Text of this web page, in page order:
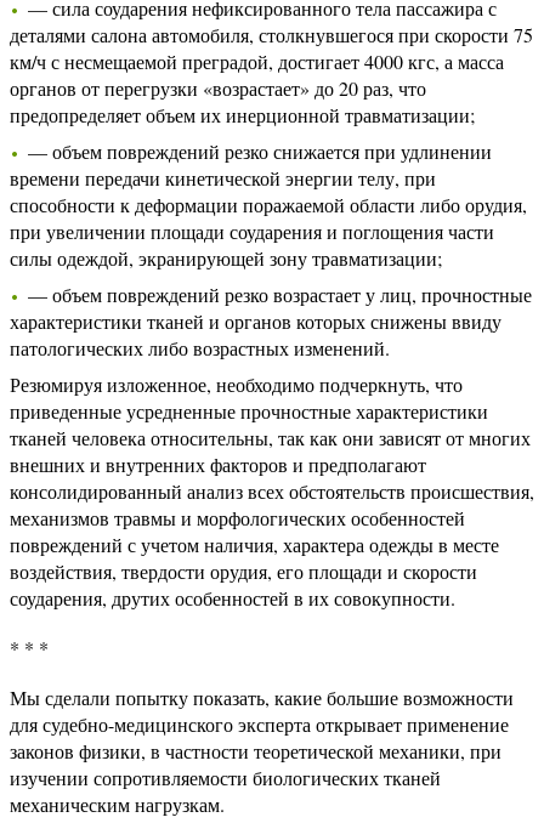
— сила соударения нефиксированного тела пассажира с
деталями салона автомобиля, столкнувшегося при скорости 75
км/ч с несмещаемой преградой, достигает 4000 кгс, а масса
органов от перегрузки «возрастает» до 20 раз, что
предопределяет объем их инерционной травматизации;
— объем повреждений резко снижается при удлинении
времени передачи кинетической энергии телу, при
способности к деформации поражаемой области либо орудия,
при увеличении площади соударения и поглощения части
силы одеждой, экранирующей зону травматизации;
— объем повреждений резко возрастает у лиц, прочностные
характеристики тканей и органов которых снижены ввиду
патологических либо возрастных изменений.
Резюмируя изложенное, необходимо подчеркнуть, что
приведенные усредненные прочностные характеристики
тканей человека относительны, так как они зависят от многих
внешних и внутренних факторов и предполагают
консолидированный анализ всех обстоятельств происшествия,
механизмов травмы и морфологических особенностей
повреждений с учетом наличия, характера одежды в месте
воздействия, твердости орудия, его площади и скорости
соударения, друтих особенностей в их совокупности.
* * *
Мы сделали попытку показать, какие большие возможности
для судебно-медицинского эксперта открывает применение
законов физики, в частности теоретической механики, при
изучении сопротивляемости биологических тканей
механическим нагрузкам.